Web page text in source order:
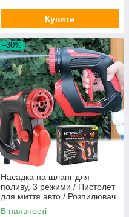
Купити
–30%
Насадка на шланг для
поливу, 3 режими / Пистолет
для миття авто / Розпилювач
на шланг
В наявності